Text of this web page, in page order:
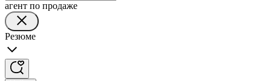
агент по продаже
Резюме